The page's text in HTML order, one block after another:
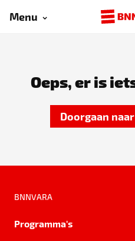
Menu
Oeps, er is
Doorgaan
BNNVARA
Programma's